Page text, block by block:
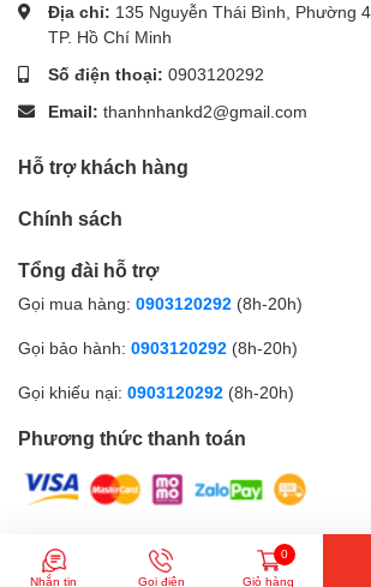
Địa chỉ: 135 Nguyễn Thái Bình, Phường
TP. Hồ Chí Minh
Số điện thoại: 0903120292
Email: thanhnhankd2@gmail.com
Hỗ trợ khách hàng
Chính sách
Tổng đài hỗ trợ
Gọi mua hàng: 0903120292 (8h-20h)
Gọi bảo hành: 0903120292 (8h-20h)
Gọi khiếu nại: 0903120292 (8h-20h)
Phương thức thanh toán
© Bản quyền thuộc về
CÔNG TY TNHH MTV
THÀNH NHÂN
| Cung cấp bởi Sapo
Nhắn tin Gọi điện
0
Giỏ hàng